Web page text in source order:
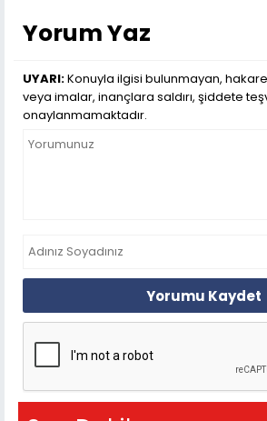
Yorum Yaz
UYARI:Konuyla ilgisi bulunmayan,
veya imalar, inançlara saldırı, şiddete
onaylanmamaktadır.
Yorumu Kaydet